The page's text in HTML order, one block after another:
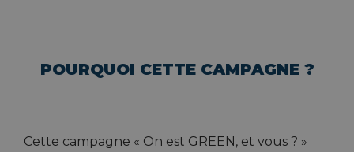
POURQUOI CETTE CAMPAGNE ?
Cette campagne « On est GREEN, et vous ? »